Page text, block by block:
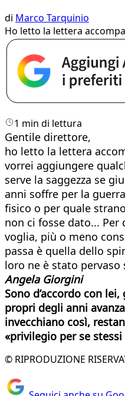
di Marco Tarquinio
Ho letto la lettera
1 min di lettura
Gentile direttore,
ho letto la lettera
vorrei aggiungere
serve la saggezza se
anni soffre per la
fisico o per quale
non ci fosse dato...
voglia, più o meno
passa è quella dello
loro ne è stato pervaso
Angela Giorgini
Sono d’accordo con
propri degli anni
invecchiano così,
«privilegio per se
© RIPRODUZIONE